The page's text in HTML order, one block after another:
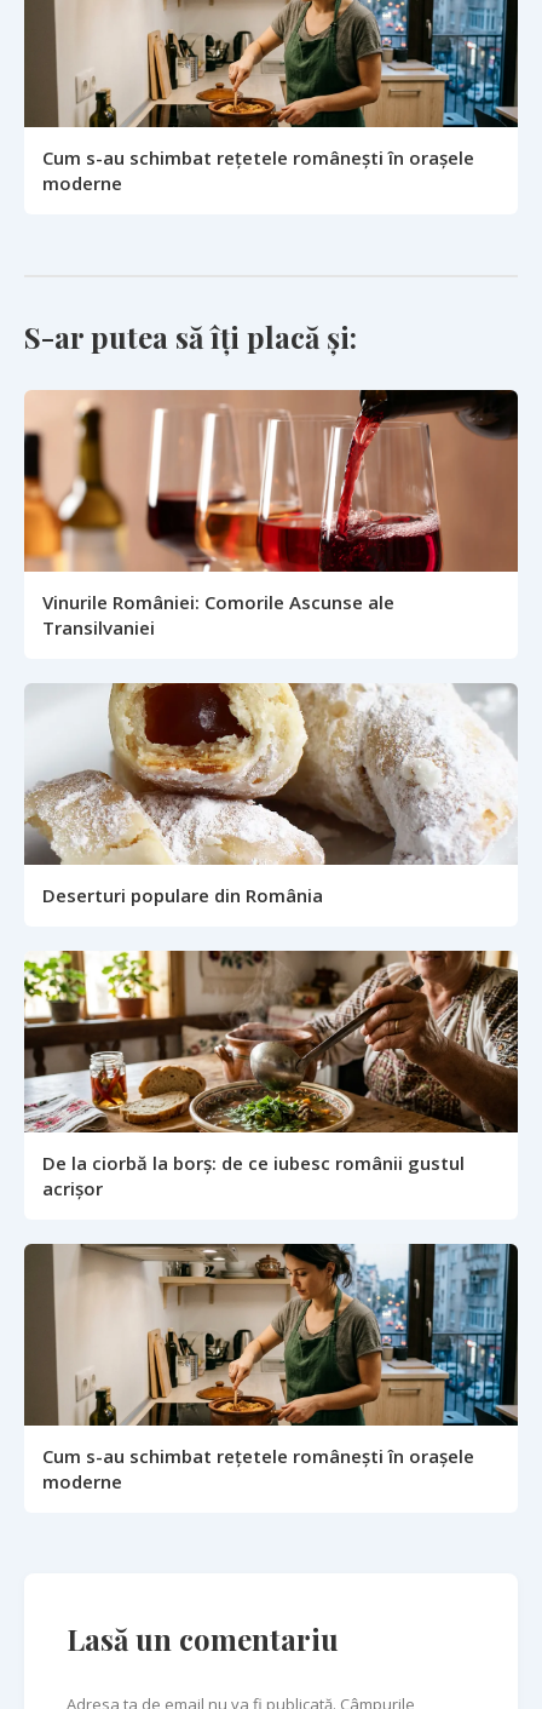
Cum s-au schimbat rețetele românești în orașele
moderne
S-ar putea să îți placă și:
Vinurile României: Comorile Ascunse ale
Transilvaniei
Deserturi populare din România
De la ciorbă la borș: de ce iubesc românii gustul
acrișor
Cum s-au schimbat rețetele românești în orașele
moderne
Lasă un comentariu
Adresa ta de email nu va fi publicată. Câmpurile